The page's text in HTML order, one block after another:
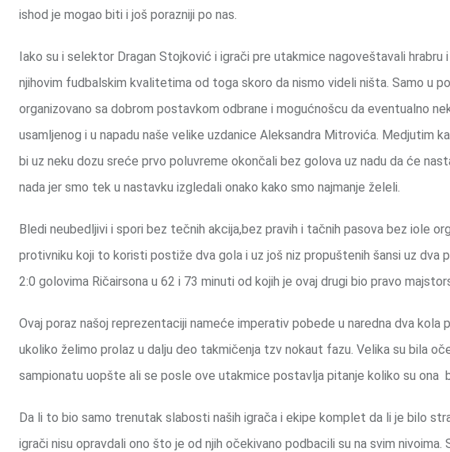
ishod je mogao biti i još porazniji po nas.
Iako su i selektor Dragan Stojković i igrači pre utakmice nagoveštavali
njihovim fudbalskim kvalitetima od toga skoro da nismo videli ništa. Samo u
organizovano sa dobrom postavkom odbrane i mogućnošcu da eventualno
usamljenog i u napadu naše velike uzdanice Aleksandra Mitrovića. Medjutim
bi uz neku dozu sreće prvo poluvreme okončali bez golova uz nadu da će
nada jer smo tek u nastavku izgledali onako kako smo najmanje želeli.
Bledi neubedljivi i spori bez tečnih akcija,bez pravih i tačnih pasova bez iole
protivniku koji to koristi postiže dva gola i uz još niz propuštenih šansi uz dva
2:0 golovima Ričairsona u 62 i 73 minuti od kojih je ovaj drugi bio pravo
Ovaj poraz našoj reprezentaciji nameće imperativ pobede u naredna dva
ukoliko želimo prolaz u dalju deo takmičenja tzv nokaut fazu. Velika su bila
sampionatu uopšte ali se posle ove utakmice postavlja pitanje koliko su ona
Da li to bio samo trenutak slabosti naših igrača i ekipe komplet da li je bilo
igrači nisu opravdali ono što je od njih očekivano podbacili su na svim